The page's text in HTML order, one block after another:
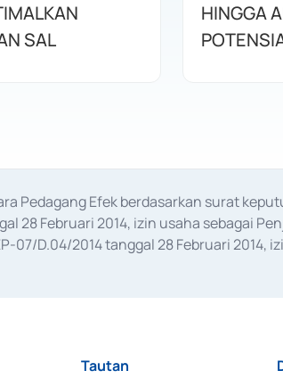
SAL
HINGGA
Pedagang Efek berdasarkan surat
28 Februari 2014, izin usaha sebagai
07/D.04/2014 tanggal 28 Februari 2014,
Tautan